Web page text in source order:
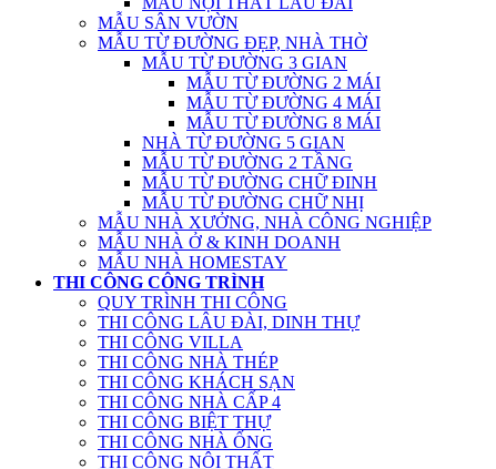
MẪU SÂN VƯỜN
MẪU TỪ ĐƯỜNG ĐẸP, NHÀ THỜ
MẪU TỪ ĐƯỜNG 3 GIAN
MẪU TỪ ĐƯỜNG 2 MÁI
MẪU TỪ ĐƯỜNG 4 MÁI
MẪU TỪ ĐƯỜNG 8 MÁI
NHÀ TỪ ĐƯỜNG 5 GIAN
MẪU TỪ ĐƯỜNG 2 TẦNG
MẪU TỪ ĐƯỜNG CHỮ ĐINH
MẪU TỪ ĐƯỜNG CHỮ NHỊ
MẪU NHÀ XƯỞNG, NHÀ CÔNG NGHIỆP
MẪU NHÀ Ở & KINH DOANH
MẪU NHÀ HOMESTAY
THI CÔNG CÔNG TRÌNH
QUY TRÌNH THI CÔNG
THI CÔNG LÂU ĐÀI, DINH THỰ
THI CÔNG VILLA
THI CÔNG NHÀ THÉP
THI CÔNG KHÁCH SẠN
THI CÔNG NHÀ CẤP 4
THI CÔNG BIỆT THỰ
THI CÔNG NHÀ ỐNG
THI CÔNG NỘI THẤT